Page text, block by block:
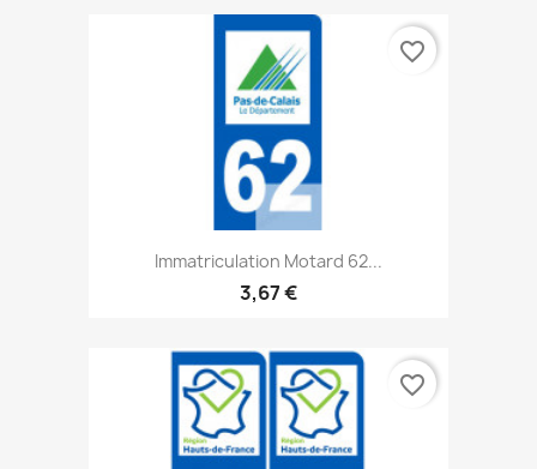
Immatriculation Motard 62...
3,67 €
favorite_border
favorite_border